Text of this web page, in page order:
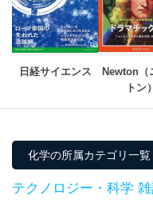
日経サイエンス
Newton（
トン）
化学の所属カテゴリ一覧
テクノロジー・科学